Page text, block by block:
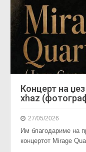
Концерт на
xhaz
27/05/2026
Им благодариме на
концертот Mirage